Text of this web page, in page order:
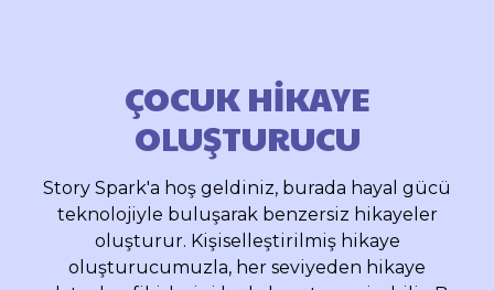
ÇOCUK HİKAYE
OLUŞTURUCU
Story Spark'a hoş geldiniz, burada hayal gücü
teknolojiyle buluşarak benzersiz hikayeler
oluşturur. Kişiselleştirilmiş hikaye
oluşturucumuzla, her seviyeden hikaye